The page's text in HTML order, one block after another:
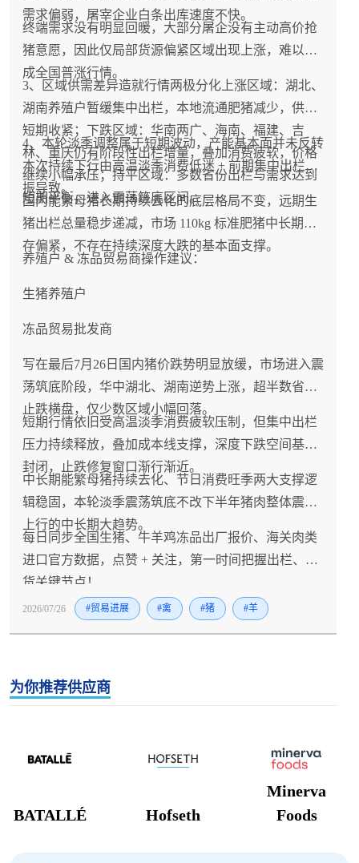
需求偏弱，屠宰企业白条出库速度不快。
终端需求没有明显回暖，大部分屠企没有主动高价抢
猪意愿，因此仅局部货源偏紧区域出现上涨，难以形
成全国普涨行情。
3、区域供需差异造就行情两极分化上涨区域：湖北、
湖南养殖户暂缓集中出栏，本地流通肥猪减少，供需
短期收紧；下跌区域：华南两广、海南、福建、吉
林、重庆仍有阶段性出栏增量，叠加消费疲软，价格
继续小幅承压；持平区域：多数省份出栏与需求达到
短期平衡，进入震荡筑底区间。
4、本轮淡季调整属于短期波动，产能基本面并未反转
本次持续下行由高温淡季消费低迷 + 前期集中出栏共
振导致。
国内能繁母猪长期持续去化的底层格局不变，远期生
猪出栏总量稳步递减，市场 110kg 标准肥猪中长期库
存偏紧，不存在持续深度大跌的基本面支撑。
养殖户 & 冻品贸易商操作建议：
生猪养殖户
冻品贸易批发商
写在最后7月26日国内猪价跌势明显放缓，市场进入震
荡筑底阶段，华中湖北、湖南逆势上涨，超半数省份
止跌横盘，仅少数区域小幅回落。
短期行情依旧受高温淡季消费疲软压制，但集中出栏
压力持续释放，叠加成本线支撑，深度下跌空间基本
封闭，止跌修复窗口渐行渐近。
中长期能繁母猪持续去化、节日消费旺季两大支撑逻
辑稳固，本轮淡季震荡筑底不改下半年猪肉整体震荡
上行的中长期大趋势。
每日同步全国生猪、牛羊鸡冻品出厂报价、海关肉类
进口官方数据，点赞 + 关注，第一时间把握出栏、拿
货关键节点！
2026/07/26 #贸易进展 #禽 #猪 #羊
为你推荐供应商
BATALLÉ Hofseth
Minerva
Foods